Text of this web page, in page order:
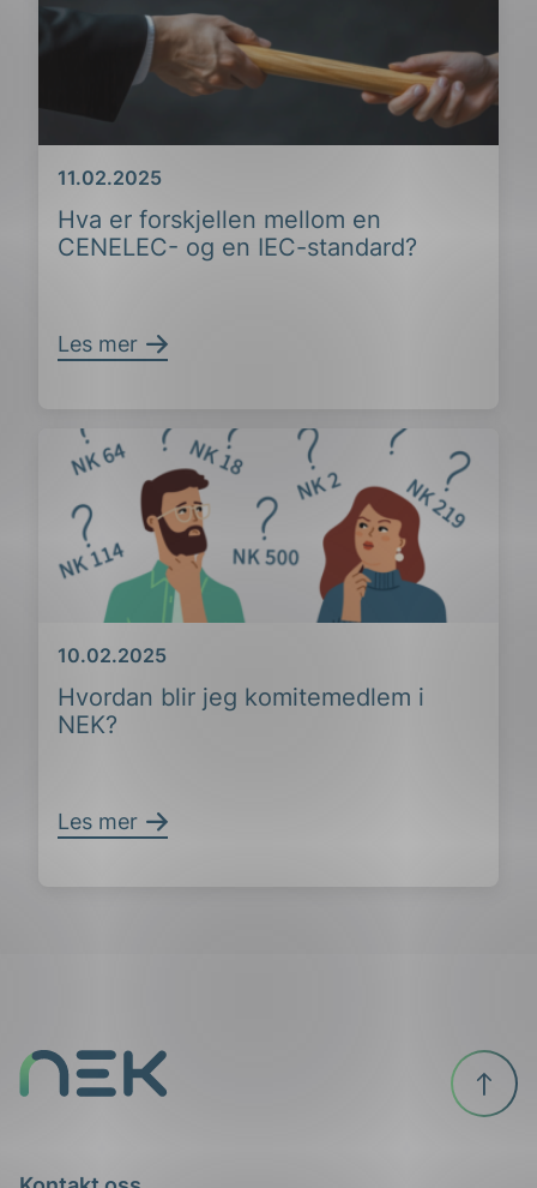
Hva er forskjellen mellom en
CENELEC- og en IEC-standard?
Dato
11.02.2025
Les mer
Hvordan blir jeg komitemedlem i
NEK?
Dato
10.02.2025
Les mer
Til
toppen